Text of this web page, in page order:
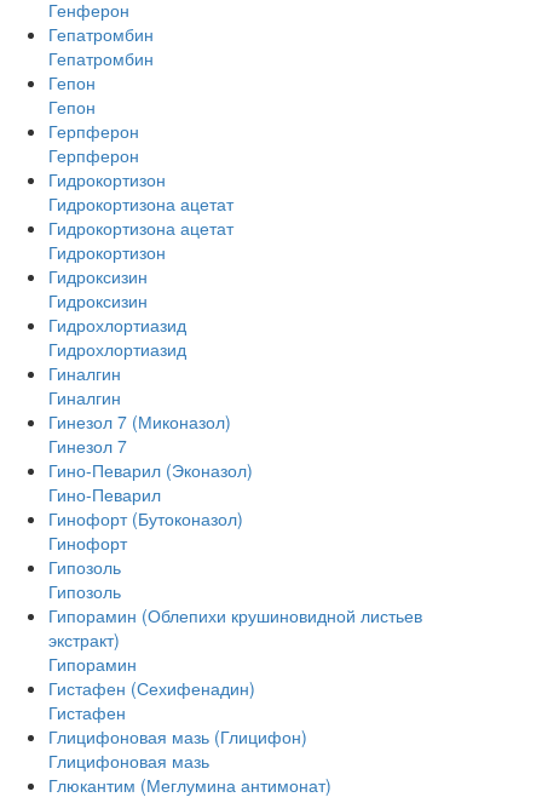
Генферон
Гепатромбин
Гепатромбин
Гепон
Гепон
Герпферон
Герпферон
Гидрокортизон
Гидрокортизона ацетат
Гидрокортизона ацетат
Гидрокортизон
Гидроксизин
Гидроксизин
Гидрохлортиазид
Гидрохлортиазид
Гиналгин
Гиналгин
Гинезол 7 (Миконазол)
Гинезол 7
Гино-Певарил (Эконазол)
Гино-Певарил
Гинофорт (Бутоконазол)
Гинофорт
Гипозоль
Гипозоль
Гипорамин (Облепихи крушиновидной листьев
экстракт)
Гипорамин
Гистафен (Сехифенадин)
Гистафен
Глицифоновая мазь (Глицифон)
Глицифоновая мазь
Глюкантим (Меглумина антимонат)